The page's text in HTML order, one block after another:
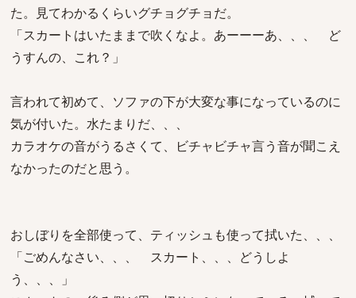
た。見てわかるくらいグチョグチョだ。
「スカートはいたままで吹くなよ。あーーーあ、、、 ど
うすんの、これ？」
言われて初めて、ソファの下が大変な事になっているのに
気が付いた。水たまりだ、、、
カラオケの音がうるさくて、ビチャビチャ言う音が聞こえ
なかったのだと思う。
おしぼりを全部使って、ティッシュも使って拭いた、、、
「ごめんなさい、、、 スカート、、、どうしよ
う、、、」